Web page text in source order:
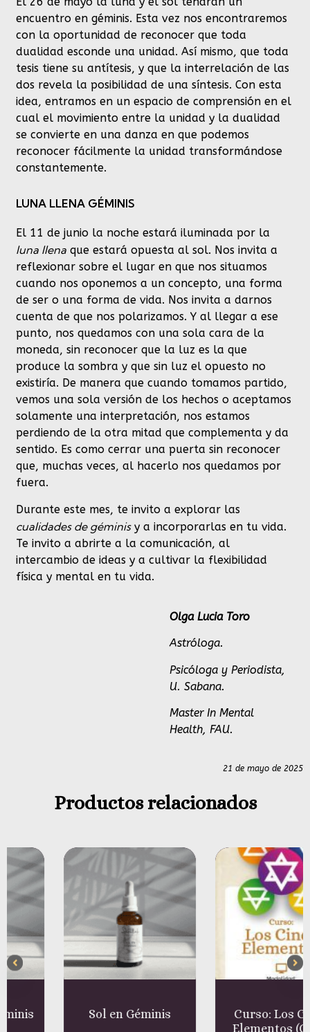
encuentro en géminis. Esta vez nos encontraremos
con la oportunidad de reconocer que toda
dualidad esconde una unidad. Así mismo, que toda
tesis tiene su antítesis, y que la interrelación de las
dos revela la posibilidad de una síntesis. Con esta
idea, entramos en un espacio de comprensión en el
cual el movimiento entre la unidad y la dualidad
se convierte en una danza en que podemos
reconocer fácilmente la unidad transformándose
constantemente.
LUNA LLENA GÉMINIS
El 11 de junio la noche estará iluminada por la
luna llenaque estará opuesta al sol. Nos invita a
reflexionar sobre el lugar en que nos situamos
cuando nos oponemos a un concepto, una forma
de ser o una forma de vida. Nos invita a darnos
cuenta de que nos polarizamos. Y al llegar a ese
punto, nos quedamos con una sola cara de la
moneda, sin reconocer que la luz es la que
produce la sombra y que sin luz el opuesto no
existiría. De manera que cuando tomamos partido,
vemos una sola versión de los hechos o aceptamos
solamente una interpretación, nos estamos
perdiendo de la otra mitad que complementa y da
sentido. Es como cerrar una puerta sin reconocer
que, muchas veces, al hacerlo nos quedamos por
fuera.
Durante este mes, te invito a explorar las
cualidades de géminisy a incorporarlas en tu vida.
Te invito a abrirte a la comunicación, al
intercambio de ideas y a cultivar la flexibilidad
física y mental en tu vida.
Olga Lucia Toro
Astróloga.
Psicóloga y Periodista,
U. Sabana.
Master In Mental
Health, FAU.
21 de mayo de 2025
Productos relacionados
Sol en Géminis
Curso: Los Cinco
Elementos (Cinco